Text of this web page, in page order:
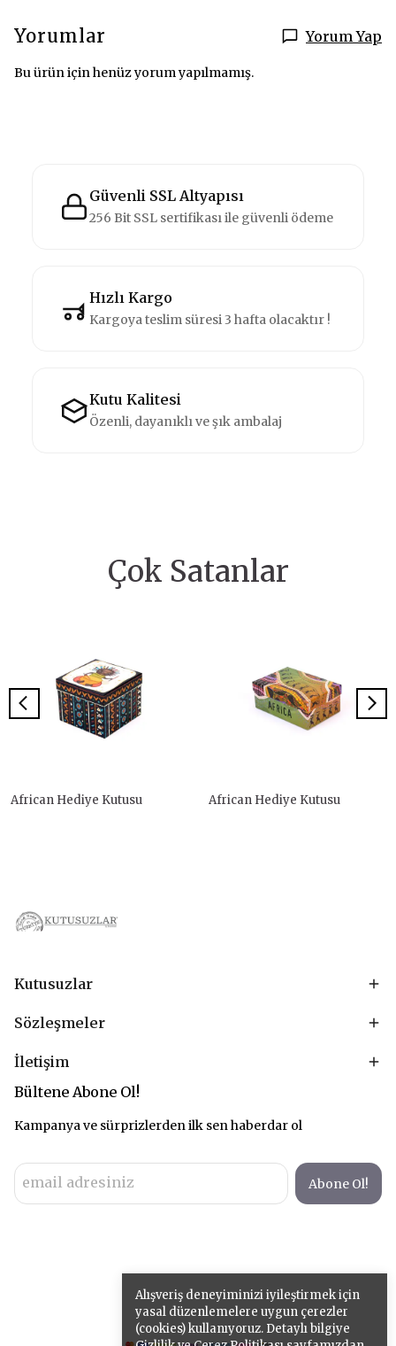
Alışveriş deneyiminizi iyileştirmek için
yasal düzenlemelere uygun çerezler
(cookies) kullanıyoruz. Detaylı bilgiye
Yorumlar Yorum Yap
Bu ürün için henüz yorum yapılmamış.
Güvenli SSL Altyapısı
256 Bit SSL sertifikası ile güvenli ödeme
Hızlı Kargo
Kargoya teslim süresi 3 hafta olacaktır !
Kutu Kalitesi
Özenli, dayanıklı ve şık ambalaj
Çok Satanlar
African Hediye Kutusu African Hediye Kutusu
Kutusuzlar
Sözleşmeler
İletişim
Bültene Abone Ol!
Kampanya ve sürprizlerden ilk sen haberdar ol
Abone Ol!